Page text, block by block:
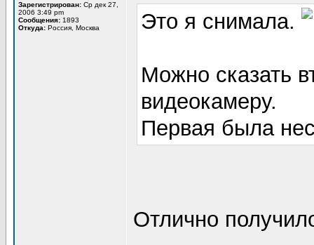
Зарегистрирован: Ср дек 27,
2006 3:49 pm
Сообщения: 1893
Откуда: Россия, Москва Это я снимала.
Можно сказать
видеокамеру.
Первая была
Отлично